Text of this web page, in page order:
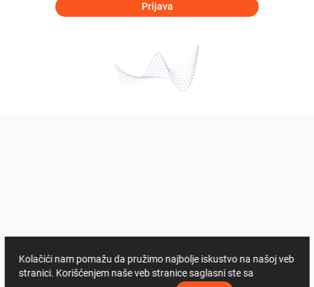
Prijava
Kolačići nam pomažu da pružimo najbolje iskustvo na našoj veb
stranici. Korišćenjem naše veb stranice saglasni ste sa